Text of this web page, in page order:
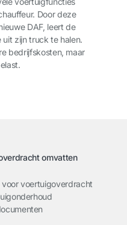
Door deze
DAF, leert de
zijn truck te halen.
bedrijfskosten, maar
omvatten
voertuigoverdracht